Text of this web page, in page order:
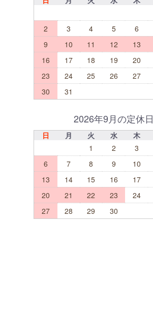
2
3 4 5 6
9
10 11 12 13
16
17 18 19 20
23
24 25 26 27
30
31
2026年9月の定休日
日 月 火 水 木
1
2 3
6
7 8 9 10
13
14 15 16 17
20
21 22 23 24
27
28 29 30